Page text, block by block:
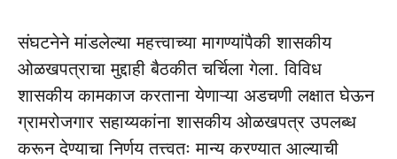
संघटनेने मांडलेल्या महत्त्वाच्या मागण्यांपैकी शासकीय
ओळखपत्राचा मुद्दाही बैठकीत चर्चिला गेला. विविध
शासकीय कामकाज करताना येणाऱ्या अडचणी लक्षात घेऊन
ग्रामरोजगार सहाय्यकांना शासकीय ओळखपत्र उपलब्ध
करून देण्याचा निर्णय तत्त्वतः मान्य करण्यात आल्याची